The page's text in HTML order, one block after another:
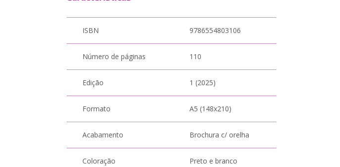
ISBN 9786554803106
Número de páginas 110
Edição 1 (2025)
Formato A5 (148x210)
Acabamento Brochura c/ orelha
Coloração Preto e branco